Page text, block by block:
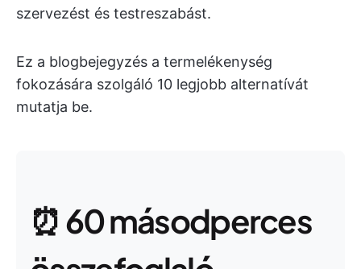
szervezést és testreszabást.
Ez a blogbejegyzés a termelékenység
fokozására szolgáló 10 legjobb alternatívát
mutatja be.
⏰ 60 másodperces